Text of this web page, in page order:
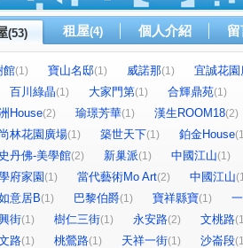
(53) 租屋(4) 個人介紹
館(1) 寶山名邸(1) 威諾那(1)
宜誠花園
百川綠晶(1) 大家門第(1) 合輝鼎苑(1)
House(2) 瑜璟芳華(1) 漢生ROOM18(2)
林花園廣場(1) 築世天下(1) 鉑金House
丹佛-美學館(2) 新巢派(1) 中國江山(1)
府家園 (1) 當代藝術Mo Art(2) 中國江山
意居B(1) 巴黎伯爵(1) 寶祥縣寶(1)
街(1) 樹仁三街(1) 永安路(2) 文桃路
路(1) 桃鶯路(1) 天祥一街(1) 沙崙段